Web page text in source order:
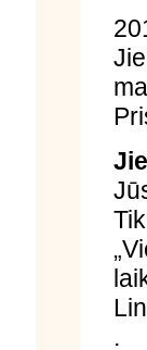
.